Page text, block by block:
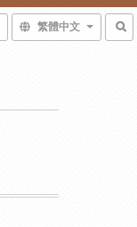
繁體中文